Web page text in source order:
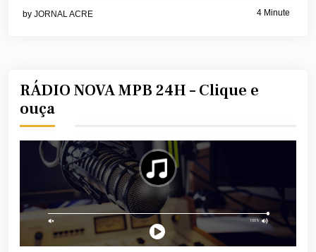
by JORNAL ACRE 4 Minute
RÁDIO NOVA MPB 24H – Clique e
ouça